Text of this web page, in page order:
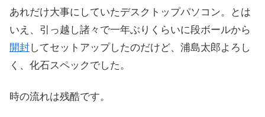
あれだけ大事にしていたデスクトップパソコン。とは
いえ、引っ越し諸々で一年ぶりくらいに段ボールから
開封してセットアップしたのだけど、浦島太郎よろし
く、化石スペックでした。
時の流れは残酷です。